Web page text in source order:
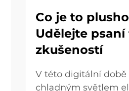
Co je to
Udělejte
zkušeností
V této digitální době
chladným světlem